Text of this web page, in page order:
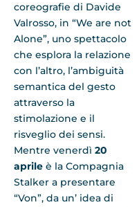
coreografie di Davide
Valrosso, in “We are not
Alone”, uno spettacolo
che esplora la relazione
con l’altro, l’ambiguità
semantica del gesto
attraverso la
stimolazione e il
risveglio dei sensi.
Mentre venerdì 20
aprile è la Compagnia
Stalker a presentare
“Von”, da un’ idea di